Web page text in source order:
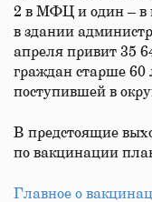
2 в МФЦ и один – в
в здании
апреля привит 35
граждан старше 60
поступившей в
В предстоящие
по вакцинации
Главное о